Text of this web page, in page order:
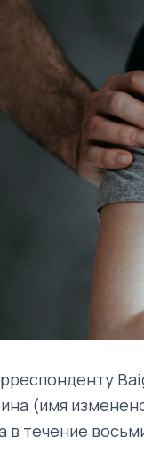
(имя
в течение